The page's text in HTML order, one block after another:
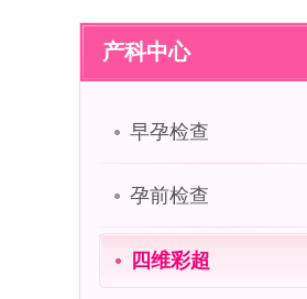
产科中心
早孕检查
孕前检查
四维彩超